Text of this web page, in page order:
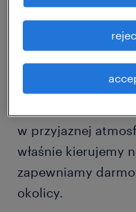
описание
Szukasz pracy z
rozwoju i
w przyjaznej
właśnie kierujemy
zapewniamy
okolicy.